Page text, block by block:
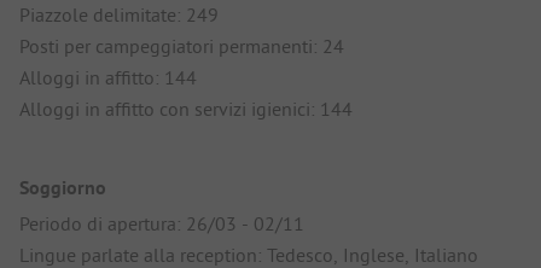
Piazzole delimitate: 249
Posti per campeggiatori permanenti: 24
Alloggi in affitto: 144
Alloggi in affitto con servizi igienici: 144
Soggiorno
Periodo di apertura: 26/03 - 02/11
Lingue parlate alla reception: Tedesco, Inglese, Italiano